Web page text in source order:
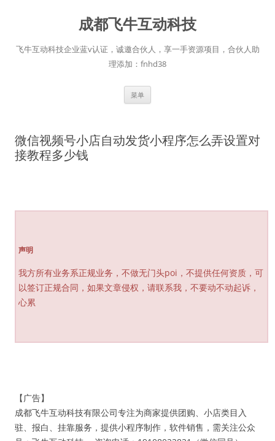
成都飞牛互动科技
飞牛互动科技企业蓝v认证，诚邀合伙人，享一手资源项目，合伙人助
理添加：fnhd38
菜单
微信视频号小店自动发货小程序怎么弄设置对
接教程多少钱
声明
我方所有业务系正规业务，不做无门头poi，不提供任何资质，可
以签订正规合同，如果文章侵权，请联系我，不要动不动起诉，
心累
【广告】
成都飞牛互动科技有限公司专注为商家提供团购、小店类目入
驻、报白、挂靠服务，提供小程序制作，软件销售，需关注公众